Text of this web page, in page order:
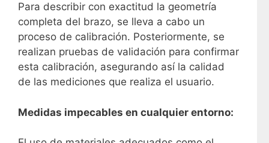
Para describir con exactitud la geometría
completa del brazo, se lleva a cabo un
proceso de calibración. Posteriormente, se
realizan pruebas de validación para confirmar
esta calibración, asegurando así la calidad
de las mediciones que realiza el usuario.
Medidas impecables en cualquier entorno: